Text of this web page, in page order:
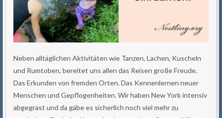
Neben alltäglichen Aktivitäten wie Tanzen, Lachen, Kuscheln
und Rumtoben, bereitet uns allen das Reisen große Freude.
Das Erkunden von fremden Orten. Das Kennenlernen neuer
Menschen und Gepflogenheiten. Wir haben New York intensiv
abgegrast und da gäbe es sicherlich noch viel mehr zu